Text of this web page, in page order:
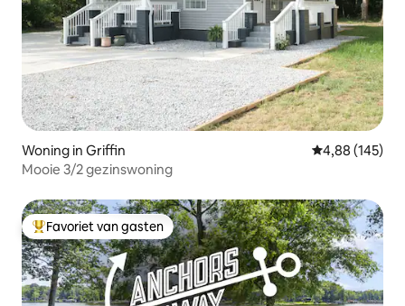
Woning in Griffin Gemiddelde
4,88 (145)
Mooie 3/2 gezinswoning
Topfavoriet van gasten
Favoriet van gasten